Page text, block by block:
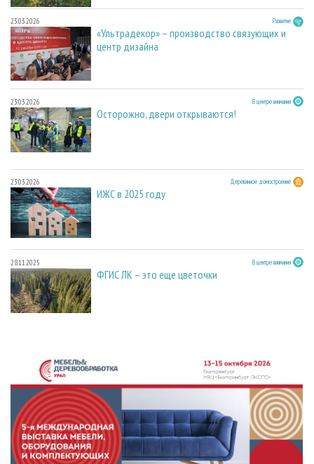
23.03.2026 Развитие
«Ультрадекор» – производство связующих и
центр дизайна
23.03.2026 В центре внимания
Осторожно, двери открываются!
23.03.2026 Деревянное домостроение
ИЖС в 2025 году
28.11.2025 В центре внимания
ФГИС ЛК – это еще цветочки